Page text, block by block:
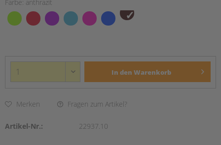
Farbe: anthrazit
In den Warenkorb
Merken Fragen zum Artikel?
Artikel-Nr.: 22937.10